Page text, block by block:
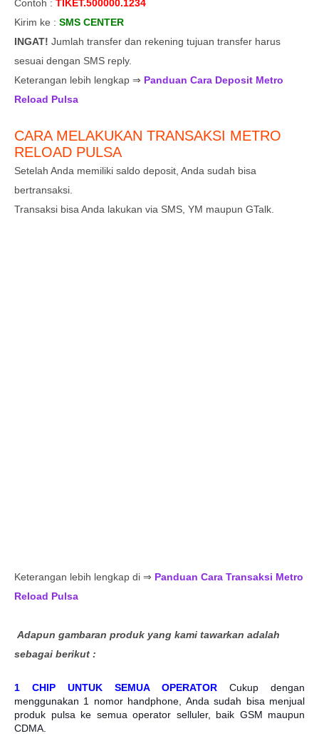
Contoh : TIKET.500000.1234
Kirim ke : SMS CENTER
INGAT! Jumlah transfer dan rekening tujuan transfer harus
sesuai dengan SMS reply.
Keterangan lebih lengkap ⇒ Panduan Cara Deposit Metro
Reload Pulsa
CARA MELAKUKAN TRANSAKSI METRO
RELOAD PULSA
Setelah Anda memiliki saldo deposit, Anda sudah bisa
bertransaksi.
Transaksi bisa Anda lakukan via SMS, YM maupun GTalk.
Keterangan lebih lengkap di ⇒ Panduan Cara Transaksi Metro
Reload Pulsa
Adapun gambaran produk yang kami tawarkan adalah
sebagai berikut :
1 CHIP UNTUK SEMUA OPERATOR Cukup dengan
menggunakan 1 nomor handphone, Anda sudah bisa menjual
produk pulsa ke semua operator selluler, baik GSM maupun
CDMA.